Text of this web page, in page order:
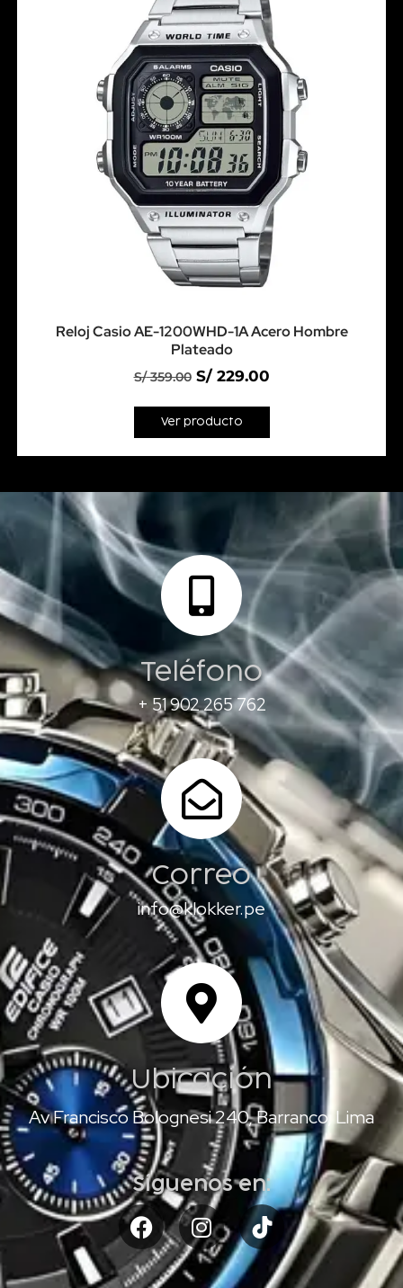
Reloj Casio AE-1200WHD-1A Acero Hombre
Plateado
S/359.00 S/229.00
Ver producto
Teléfono
+ 51 902 265 762
Correo
info@klokker.pe
Ubicación
Av Francisco Bolognesi 240, Barranco, Lima
Síguenos en: